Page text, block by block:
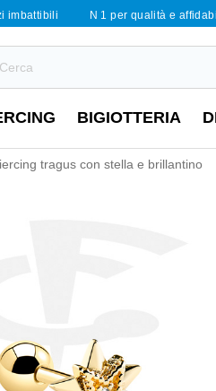
imbattibili N 1 per qualità e
BIGIOTTERIA
tragus con stella e brillantino